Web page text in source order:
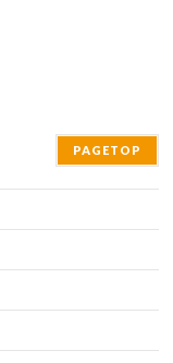
PAGETOP